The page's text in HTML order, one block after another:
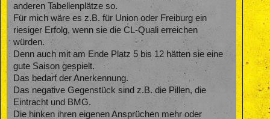
anderen Tabellenplätze so.
Für mich wäre es z.B. für Union oder Freiburg ein
riesiger Erfolg, wenn sie die CL-Quali erreichen
würden.
Denn auch mit am Ende Platz 5 bis 12 hätten sie eine
gute Saison gespielt.
Das bedarf der Anerkennung.
Das negative Gegenstück sind z.B. die Pillen, die
Eintracht und BMG.
Die hinken ihren eigenen Ansprüchen mehr oder